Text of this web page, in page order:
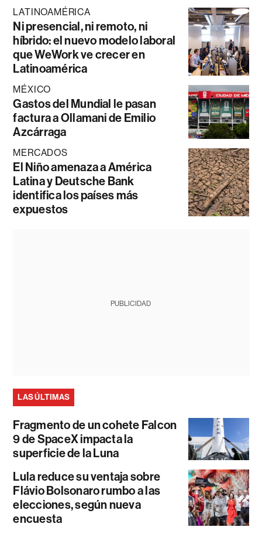
LATINOAMÉRICA
Ni presencial, ni remoto, ni
híbrido: el nuevo modelo laboral
que WeWork ve crecer en
Latinoamérica
MÉXICO
Gastos del Mundial le pasan
factura a Ollamani de Emilio
Azcárraga
MERCADOS
El Niño amenaza a América
Latina y Deutsche Bank
identifica los países más
expuestos
PUBLICIDAD
LAS ÚLTIMAS
Fragmento de un cohete Falcon
9 de SpaceX impacta la
superficie de la Luna
Lula reduce su ventaja sobre
Flávio Bolsonaro rumbo a las
elecciones, según nueva
encuesta